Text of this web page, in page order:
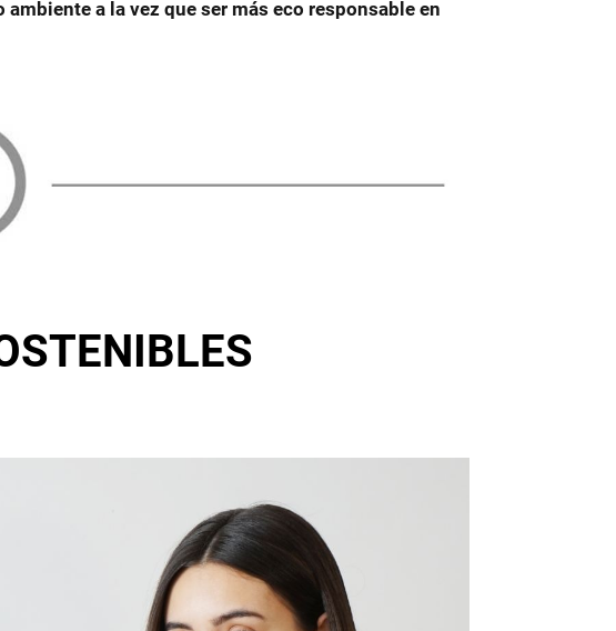
ambiente a la vez que ser más eco responsable en